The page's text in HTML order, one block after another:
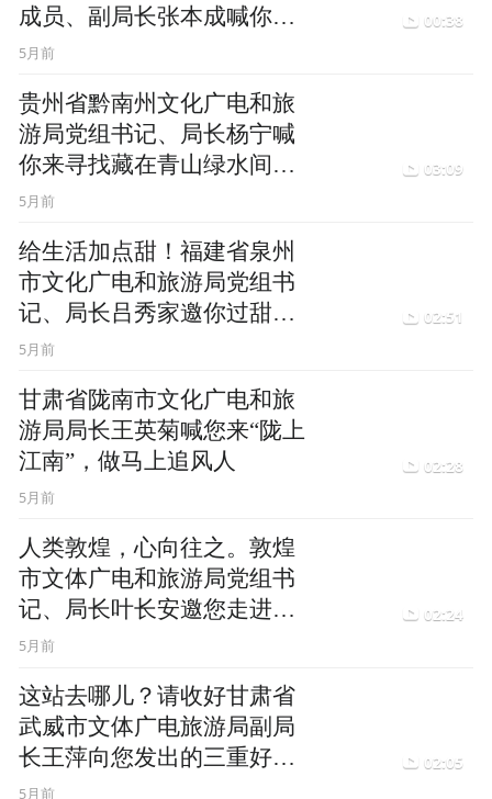
成员、副局长张本成喊你来
过海味儿新年
5月前
00:38
贵州省黔南州文化广电和旅
游局党组书记、局长杨宁喊
你来寻找藏在青山绿水间的
“小天马”
5月前
03:09
给生活加点甜！福建省泉州
市文化广电和旅游局党组书
记、局长吕秀家邀你过甜蜜
非遗年～
5月前
02:51
甘肃省陇南市文化广电和旅
游局局长王英菊喊您来“陇上
江南”，做马上追风人
5月前
02:28
人类敦煌，心向往之。敦煌
市文体广电和旅游局党组书
记、局长叶长安邀您走进千
年丝路中的历史奇观
5月前
02:24
这站去哪儿？请收好甘肃省
武威市文体广电旅游局副局
长王萍向您发出的三重好礼
邀约！
5月前
02:05